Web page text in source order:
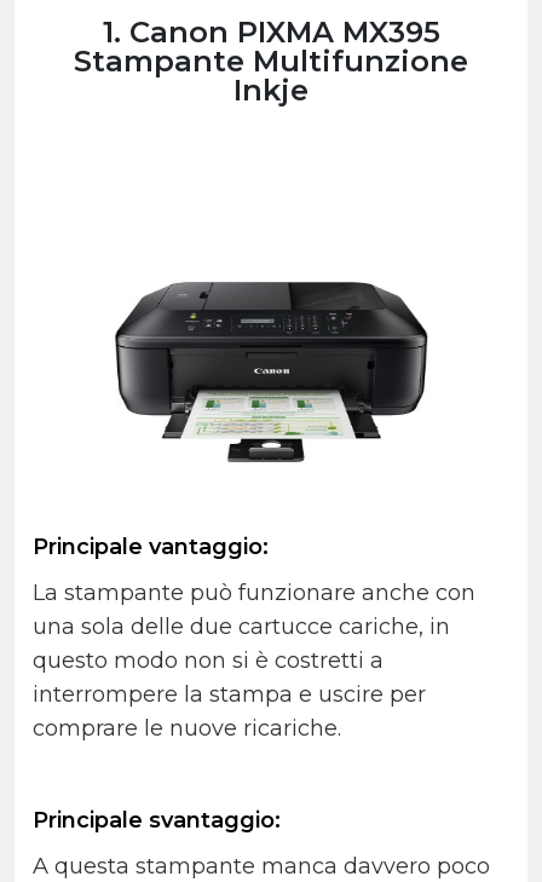
1. Canon PIXMA MX395
Stampante Multifunzione
Inkje
Principale vantaggio:
La stampante può funzionare anche con
una sola delle due cartucce cariche, in
questo modo non si è costretti a
interrompere la stampa e uscire per
comprare le nuove ricariche.
Principale svantaggio:
A questa stampante manca davvero poco